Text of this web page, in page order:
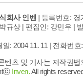
회사 인벤 | 등록번호: 경
규상 | 편집인: 강민우 |
: 2004 11. 11 | 전화번호
텐츠 및 기사는 저작권
Inven.All rights